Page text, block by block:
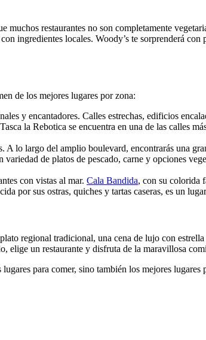
muchos restaurantes no son completamente
ingredientes locales. Woody’s te sorprenderá con
de los mejores lugares por zona:
y encantadores. Calles estrechas, edificios
la Rebotica se encuentra en una de las calles
lo largo del amplio boulevard, encontrarás una
de platos de pescado, carne y opciones
con vistas al mar. Cala Bandida, con su colorida
por sus ostras, quiches y tartas caseras, es un
regional tradicional, una cena de lujo con
elige un restaurante y disfruta de la maravillosa
para comer, sino también los mejores lugares